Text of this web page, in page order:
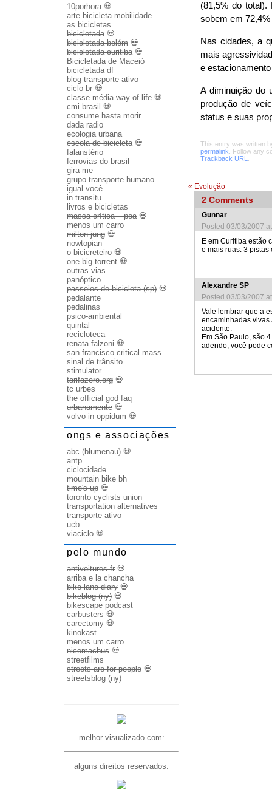
(81,5% do
sobem em
Nas cidades, a
mais
e
A diminuição do
produção de
status e suas
This entry was written
permalink . Follow any
Trackback URL
« Evolução
2 Comments
Gunnar
Posted 03/03/2007
E em Curitiba estão
e mais ruas: 3
Alexandre SP
Posted 03/03/2007
Vale lembrar que a
encaminhadas
acidente.
Em São Paulo, são
adendo, você pode
10porhora💀
arte bicicleta mobilidade
as bicicletas
bicicletada💀
bicicletada belém 💀
bicicletada curitiba💀
Bicicletada de Maceió
bicicletada df
blog transporte ativo
ciclo br 💀
classe média way of life 💀
cmi brasil 💀
consume hasta morir
dada radio
ecologia urbana
escola de bicicleta💀
falanstério
ferrovias do brasil
gira-me
grupo transporte humano
igual você
in transitu
livros e bicicletas
massa crítica – poa💀
menos um carro
milton jung 💀
nowtopian
o bicicreteiro 💀
one big torrent 💀
outras vias
panóptico
passeios de bicicleta (sp) 💀
pedalante
pedalinas
psico-ambiental
quintal
recicloteca
renata falzoni 💀
san francisco critical mass
sinal de trânsito
stimulator
tarifazero.org 💀
tc urbes
the official god faq
urbanamente 💀
volvo in oppidum 💀
ongs e associações
abc (blumenau) 💀
antp
ciclocidade
mountain bike bh
time's up 💀
toronto cyclists union
transportation alternatives
transporte ativo
ucb
viaciclo 💀
pelo mundo
antivoitures.fr 💀
arriba e la chancha
bike lane diary 💀
bikeblog (ny) 💀
bikescape podcast
carbusters 💀
carectomy 💀
kinokast
menos um carro
nicomachus 💀
streetfilms
streets are for people 💀
streetsblog (ny)
melhor visualizado com:
alguns direitos reservados: